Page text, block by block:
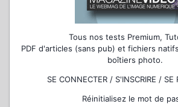
Tous nos tests Premium,
PDF d'articles (sans pub) et fichiers
boîtiers photo.
SE CONNECTER / S'INSCRIRE / SE
Réinitialisez le mot de